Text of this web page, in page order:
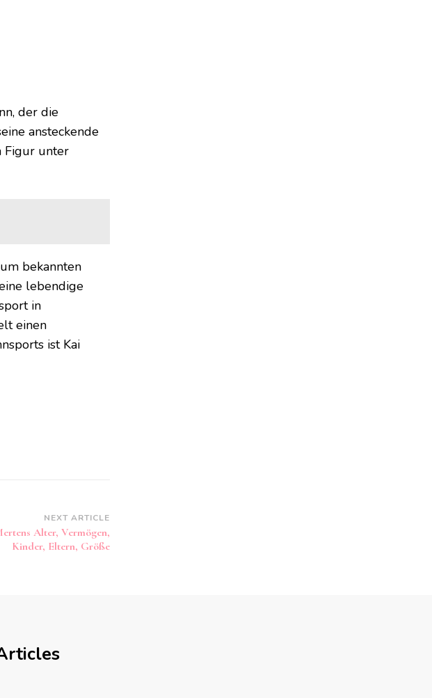
der die
ansteckende
Figur unter
bekannten
lebendige
in
einen
ist Kai
NEXT ARTICLE
Alter, Vermögen,
Kinder, Eltern, Größe